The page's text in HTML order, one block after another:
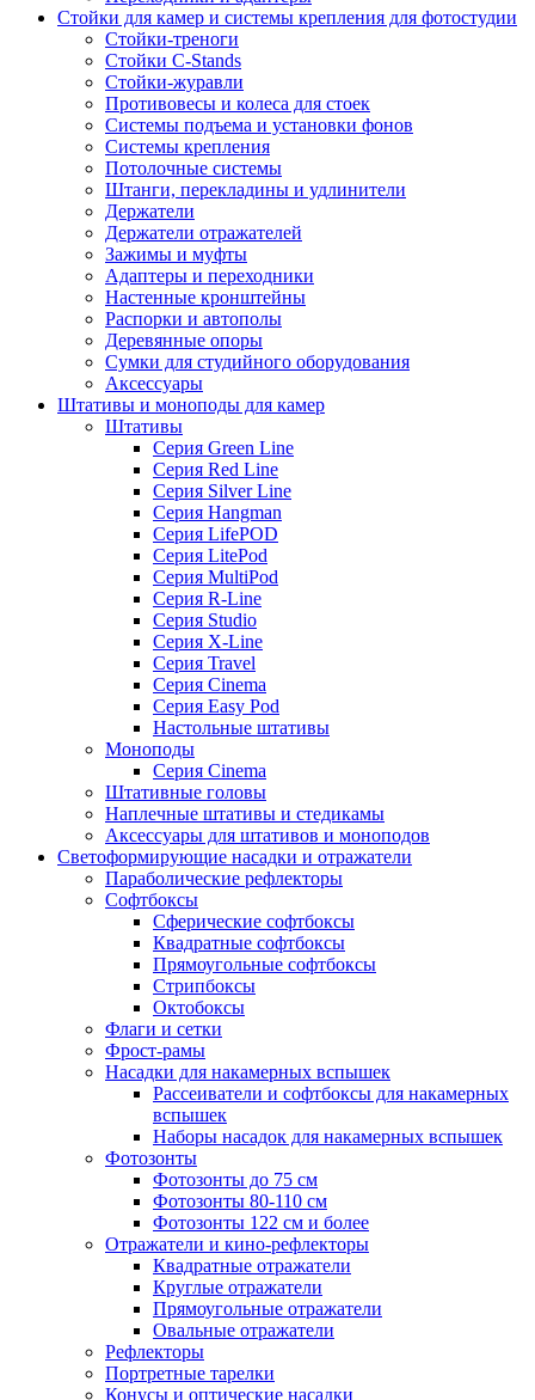
Стойки для камер и системы крепления для фотостудии
Стойки-треноги
Стойки C-Stands
Стойки-журавли
Противовесы и колеса для стоек
Системы подъема и установки фонов
Системы крепления
Потолочные системы
Штанги, перекладины и удлинители
Держатели
Держатели отражателей
Зажимы и муфты
Адаптеры и переходники
Настенные кронштейны
Распорки и автополы
Деревянные опоры
Сумки для студийного оборудования
Аксессуары
Штативы и моноподы для камер
Штативы
Серия Green Line
Серия Red Line
Серия Silver Line
Серия Hangman
Серия LifePOD
Серия LitePod
Серия MultiPod
Серия R-Line
Серия Studio
Серия X-Line
Серия Travel
Серия Cinema
Серия Easy Pod
Настольные штативы
Моноподы
Серия Cinema
Штативные головы
Наплечные штативы и стедикамы
Аксессуары для штативов и моноподов
Светоформирующие насадки и отражатели
Параболические рефлекторы
Софтбоксы
Сферические софтбоксы
Квадратные софтбоксы
Прямоугольные софтбоксы
Стрипбоксы
Октобоксы
Флаги и сетки
Фрост-рамы
Насадки для накамерных вспышек
Рассеиватели и софтбоксы для накамерных
вспышек
Наборы насадок для накамерных вспышек
Фотозонты
Фотозонты до 75 см
Фотозонты 80-110 см
Фотозонты 122 см и более
Отражатели и кино-рефлекторы
Квадратные отражатели
Круглые отражатели
Прямоугольные отражатели
Овальные отражатели
Рефлекторы
Портретные тарелки
Конусы и оптические насадки